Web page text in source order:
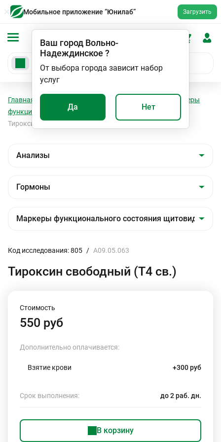
Мобильное приложение “Юнилаб” Загрузить
Ваш город Вольно-
Надеждинское ?
От выбора города зависит набор
услуг
Да Нет
Главная Анализы
Маркеры
функционального состояния щитовидной железы
Тироксин свободный (Т4 св.)
Код исследования: 805 / A09.05.063
Тироксин свободный (Т4 св.)
Стоимость
550 руб
Дополнительно оплачивается:
Взятие крови +300 руб
Срок выполнения: до 2 раб. дн.
В корзину